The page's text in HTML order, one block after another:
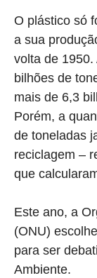
O plástico só
a sua
volta de
bilhões de
mais de 6,3
Porém, a
de toneladas
reciclagem –
que
Este ano, a
(ONU)
para ser
Ambiente.